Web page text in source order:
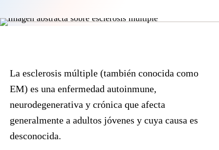
La esclerosis múltiple (también conocida como
EM) es una enfermedad autoinmune,
neurodegenerativa y crónica que afecta
generalmente a adultos jóvenes y cuya causa es
desconocida.